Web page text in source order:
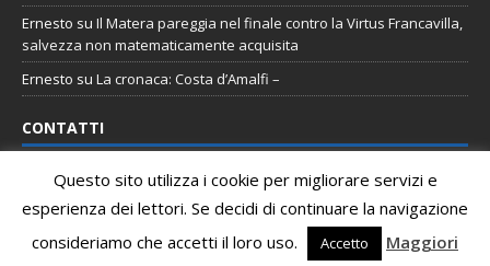
Ernesto su Il Matera pareggia nel finale contro la Virtus Francavilla,
salvezza non matematicamente acquisita
Ernesto su La cronaca: Costa d’Amalfi –
CONTATTI
Email:staff@tifomatera.it
Pagina Facebook http://www.facebook.com/TifoMatera
Questo sito utilizza i cookie per migliorare servizi e
esperienza dei lettori. Se decidi di continuare la navigazione
consideriamo che accetti il loro uso.
Accetto
Maggiori